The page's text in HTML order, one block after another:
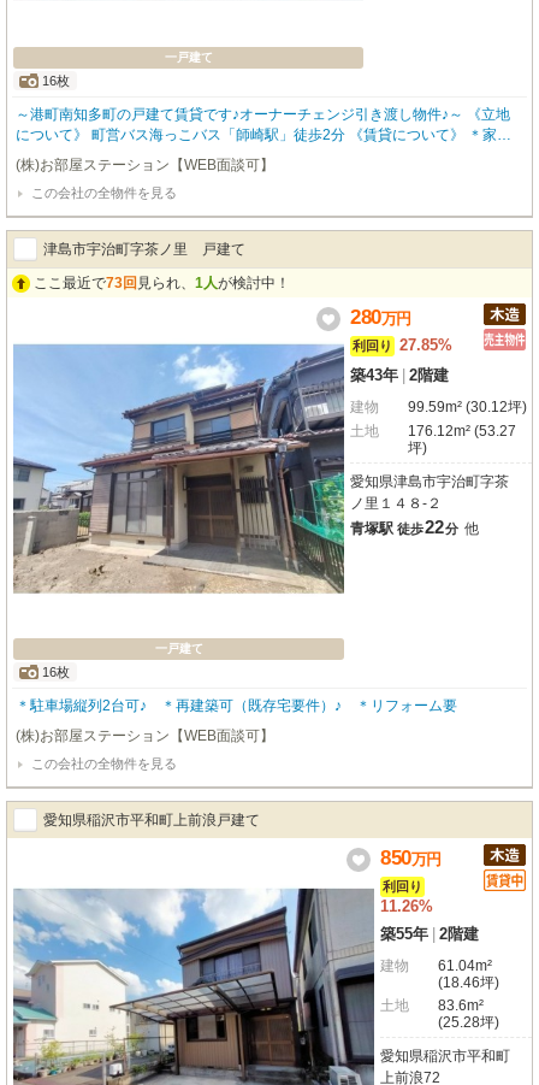
一戸建て
16枚
～港町南知多町の戸建て賃貸です♪オーナーチェンジ引き渡し物件♪～ 《立地
について》 町営バス海っこバス「師崎駅」徒歩2分 《賃貸について》 ＊家賃5
5,000円、年収660,000円にて賃貸中。 ＊家賃保証会社有り（ジェイリー
ス）、引継ぎ可。 ＊その他詳細はメールにてお問合せ下さい。
(株)お部屋ステーション【WEB面談可】
この会社の全物件を見る
津島市宇治町字茶ノ里 戸建て
ここ最近で73回 見られ、 1人が検討中！
一戸建て
16枚
280万円
利回り
27.85%
築43年 2階建
建物
99.59m² (30.12坪)
土地
176.12m² (53.27
坪)
愛知県津島市宇治町字茶
ノ里１４８-２
青塚駅 徒歩22分 他
＊駐車場縦列2台可♪ ＊再建築可（既存宅要件）♪ ＊リフォーム要
(株)お部屋ステーション【WEB面談可】
この会社の全物件を見る
愛知県稲沢市平和町上前浪戸建て
850万円
利回り
11.26%
築55年 2階建
建物
61.04m²
(18.46坪)
土地
83.6m²
(25.28坪)
愛知県稲沢市平和町
上前浪72